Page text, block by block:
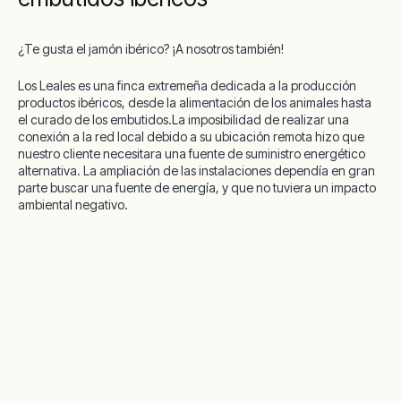
¿Te gusta el jamón ibérico? ¡A nosotros también!
Los Leales es una finca extremeña dedicada a la producción
productos ibéricos, desde la alimentación de los animales hasta
el curado de los embutidos.La imposibilidad de realizar una
conexión a la red local debido a su ubicación remota hizo que
nuestro cliente necesitara una fuente de suministro energético
alternativa. La ampliación de las instalaciones dependía en gran
parte buscar una fuente de energía, y que no tuviera un impacto
ambiental negativo.